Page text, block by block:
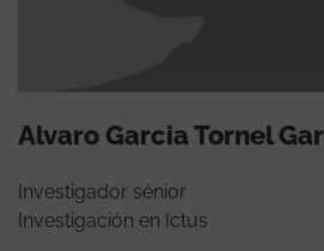
Alvaro Garcia Tornel
Investigador sénior
Investigación en Ictus